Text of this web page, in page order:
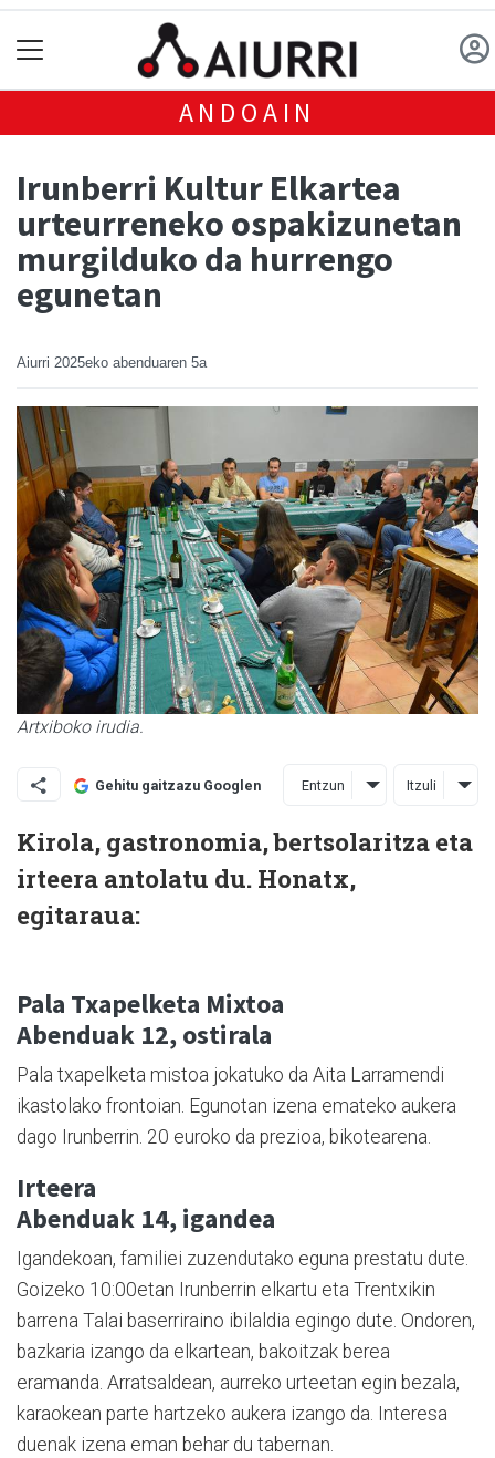
ANDOAIN
Irunberri Kultur Elkartea
urteurreneko ospakizunetan
murgilduko da hurrengo
egunetan
Aiurri 2025eko abenduaren 5a
Artxiboko irudia.
Gehitu gaitzazu Googlen Entzun Itzuli
Kirola, gastronomia, bertsolaritza eta
irteera antolatu du. Honatx,
egitaraua:
Pala Txapelketa Mixtoa
Abenduak 12, ostirala
Pala txapelketa mistoa jokatuko da Aita Larramendi
ikastolako frontoian. Egunotan izena emateko aukera
dago Irunberrin. 20 euroko da prezioa, bikotearena.
Irteera
Abenduak 14, igandea
Igandekoan, familiei zuzendutako eguna prestatu dute.
Goizeko 10:00etan Irunberrin elkartu eta Trentxikin
barrena Talai baserriraino ibilaldia egingo dute. Ondoren,
bazkaria izango da elkartean, bakoitzak berea
eramanda. Arratsaldean, aurreko urteetan egin bezala,
karaokean parte hartzeko aukera izango da. Interesa
duenak izena eman behar du tabernan.